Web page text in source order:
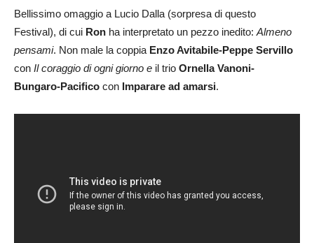
Bellissimo omaggio a Lucio Dalla (sorpresa di questo
Festival), di cui Ron ha interpretato un pezzo inedito: Almeno
pensami. Non male la coppia Enzo Avitabile-Peppe Servillo
con Il coraggio di ogni giorno e il trio Ornella Vanoni-
Bungaro-Pacifico con Imparare ad amarsi.